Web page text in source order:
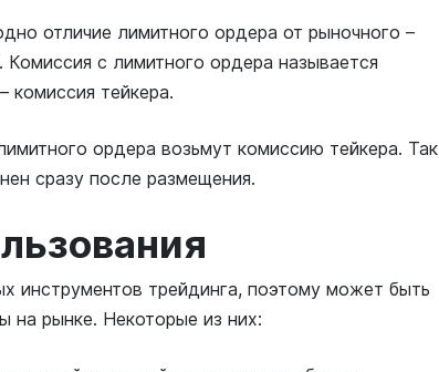
отличие лимитного ордера от рыночного –
с лимитного ордера называется
комиссия тейкера.
ордера возьмут комиссию тейкера. Так
сразу после размещения.
инструментов трейдинга, поэтому может быть
на рынке. Некоторые из них: